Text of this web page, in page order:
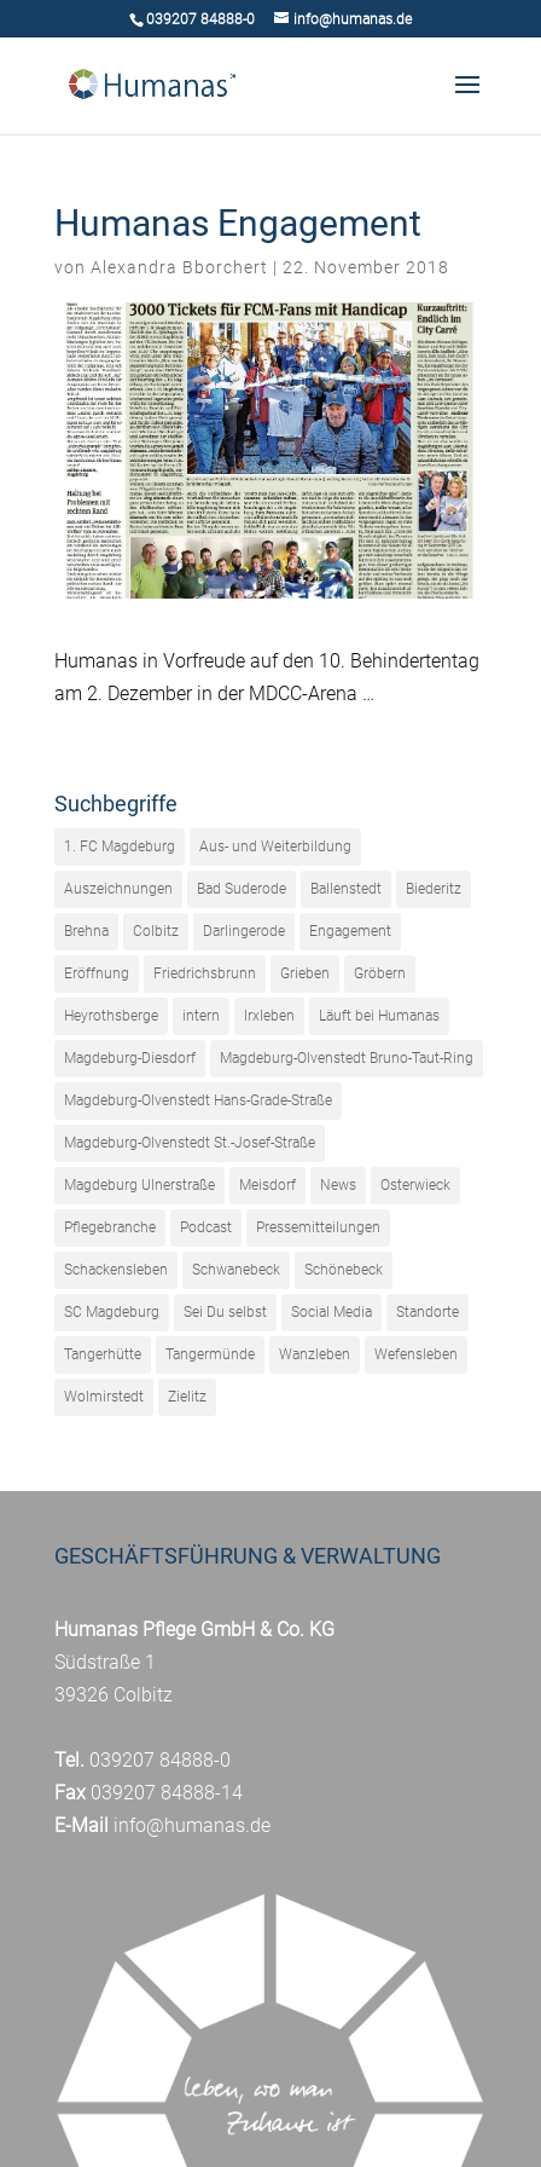
039207 84888-0 info@humanas.de
Humanas Engagement
von Alexandra Bborchert | 22. November 2018
Humanas in Vorfreude auf den 10. Behindertentag
am 2. Dezember in der MDCC-Arena …
Suchbegriffe
1. FC Magdeburg Aus- und Weiterbildung
Auszeichnungen Bad Suderode Ballenstedt Biederitz
Brehna Colbitz Darlingerode Engagement
Eröffnung Friedrichsbrunn Grieben Gröbern
Heyrothsberge intern Irxleben Läuft bei Humanas
Magdeburg-Diesdorf Magdeburg-Olvenstedt Bruno-Taut-Ring
Magdeburg-Olvenstedt Hans-Grade-Straße
Magdeburg-Olvenstedt St.-Josef-Straße
Magdeburg Ulnerstraße Meisdorf News Osterwieck
Pflegebranche Podcast Pressemitteilungen
Schackensleben Schwanebeck Schönebeck
SC Magdeburg Sei Du selbst Social Media Standorte
Tangerhütte Tangermünde Wanzleben Wefensleben
Wolmirstedt Zielitz
GESCHÄFTSFÜHRUNG & VERWALTUNG
Humanas Pflege GmbH & Co. KG
Südstraße 1
39326 Colbitz
Tel. 039207 84888-0
Fax039207 84888-14
E-Mail info@humanas.de